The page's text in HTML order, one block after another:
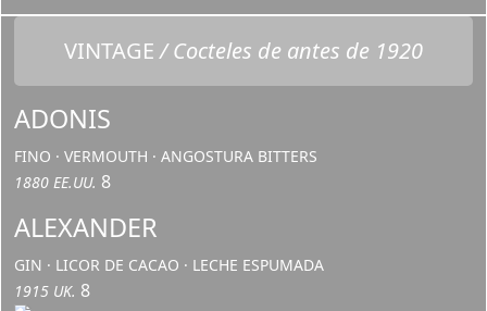
VINTAGE/ Cocteles de antes de 1920
ADONIS
FINO · VERMOUTH · ANGOSTURA BITTERS
1880 EE.UU. 8
ALEXANDER
GIN · LICOR DE CACAO · LECHE ESPUMADA
1915 UK. 8